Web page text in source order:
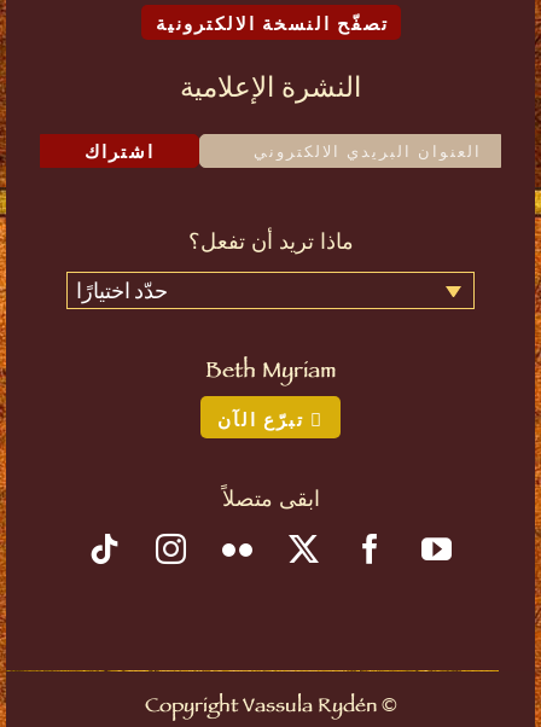
تصفّح النسخة الالكترونية
النشرة الإعلامية
اشتراك
ماذا تريد أن تفعل؟
حدّد اختيارًا
Beth Myriam
تبرّع الآن
ابقى متصلاً
©
Copyright Vassula Rydén